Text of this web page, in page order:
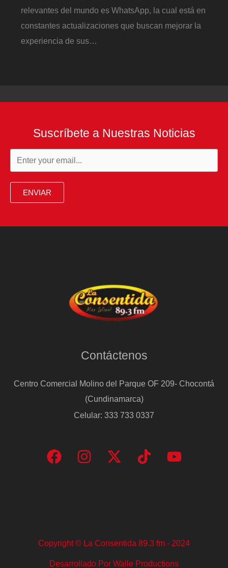
relevantes del mundo es WhatsApp, la cual está en
constantes actualizaciones que buscan mejorar la
experiencia de sus…
Suscríbete a Nuestras Noticias
ENVIAR
Contáctenos
Centro Comercial Molino del Parque OF 209- Chocontá
(Cundinamarca)
Celular: 333 733 0337
Copyright © La Consentida 89.3 fm - 2024
Desarrollado Por Walle Productions